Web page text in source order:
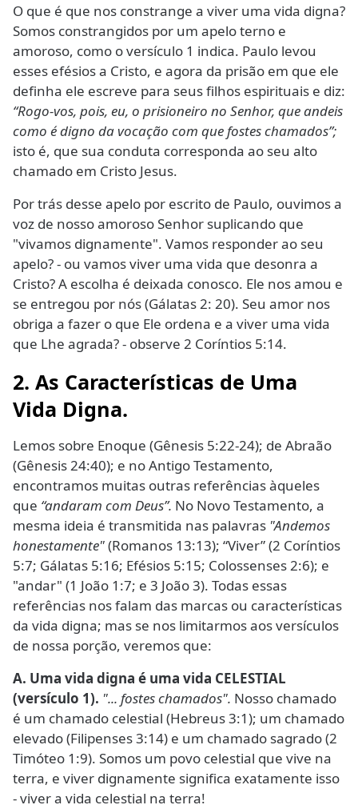
O que é que nos constrange a viver uma vida digna?
Somos constrangidos por um apelo terno e
amoroso, como o versículo 1 indica. Paulo levou
esses efésios a Cristo, e agora da prisão em que ele
definha ele escreve para seus filhos espirituais e diz:
“Rogo-vos, pois, eu, o prisioneiro no Senhor, que andeis
como é digno da vocação com que fostes chamados”;
isto é, que sua conduta corresponda ao seu alto
chamado em Cristo Jesus.
Por trás desse apelo por escrito de Paulo, ouvimos a
voz de nosso amoroso Senhor suplicando que
"vivamos dignamente". Vamos responder ao seu
apelo? - ou vamos viver uma vida que desonra a
Cristo? A escolha é deixada conosco. Ele nos amou e
se entregou por nós (Gálatas 2: 20). Seu amor nos
obriga a fazer o que Ele ordena e a viver uma vida
que Lhe agrada? - observe 2 Coríntios 5:14.
2. As Características de Uma
Vida Digna.
Lemos sobre Enoque (Gênesis 5:22-24); de Abraão
(Gênesis 24:40); e no Antigo Testamento,
encontramos muitas outras referências àqueles
que “andaram com Deus”. No Novo Testamento, a
mesma ideia é transmitida nas palavras "Andemos
honestamente"(Romanos 13:13); “Viver” (2 Coríntios
5:7; Gálatas 5:16; Efésios 5:15; Colossenses 2:6); e
"andar" (1 João 1:7; e 3 João 3). Todas essas
referências nos falam das marcas ou características
da vida digna; mas se nos limitarmos aos versículos
de nossa porção, veremos que:
A. Uma vida digna é uma vida CELESTIAL
(versículo 1). "... fostes chamados". Nosso chamado
é um chamado celestial (Hebreus 3:1); um chamado
elevado (Filipenses 3:14) e um chamado sagrado (2
Timóteo 1:9). Somos um povo celestial que vive na
terra, e viver dignamente significa exatamente isso
- viver a vida celestial na terra!